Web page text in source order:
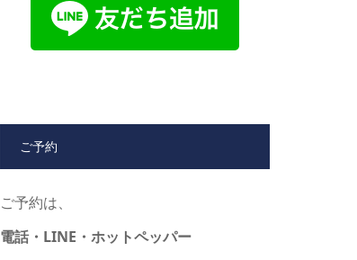
ご予約
ご予約は、
電話・LINE・ホットペッパー